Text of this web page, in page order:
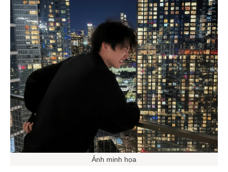
Ảnh minh họa